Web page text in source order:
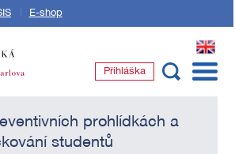
E-shop
EN
Přihláška
prohlídkách a
studentů